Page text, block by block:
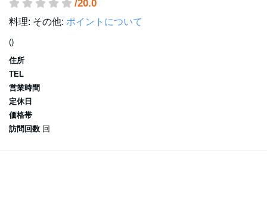
/20.0
料理: その他: ポイントについて
()
住所
TEL
営業時間
定休日
価格帯
訪問回数 回